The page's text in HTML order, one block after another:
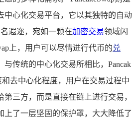
中心化交易平台，它以其独特的自动
遐迩，宛如一颗在加密交易领域闪
上，用户可以尽情进行代币的兑
与传统的中心化交易所相比，Pancak
和去中心化程度，用户在交易过程中
三方，而是直接在链上进行交易，
上了一层坚固的保护罩，大大降低了